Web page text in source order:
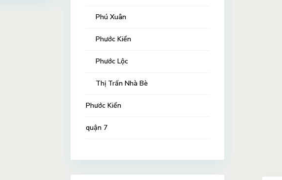
Phú Xuân
Phước Kiển
Phước Lộc
Thị Trấn Nhà Bè
Phước Kiển
quận 7